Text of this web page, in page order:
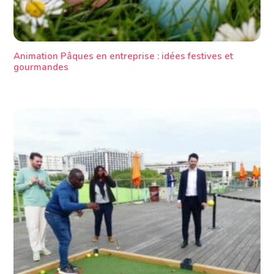
Animation Pâques en entreprise : idées festives et
gourmandes